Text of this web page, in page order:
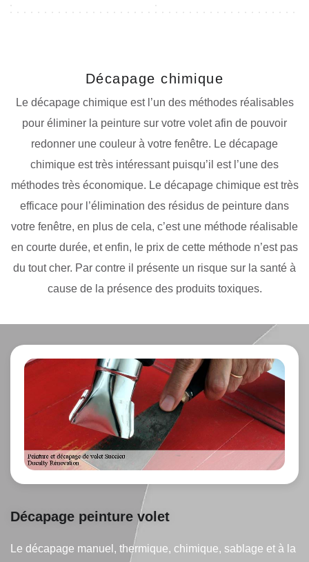
Décapage chimique
Le décapage chimique est l’un des méthodes réalisables
pour éliminer la peinture sur votre volet afin de pouvoir
redonner une couleur à votre fenêtre. Le décapage
chimique est très intéressant puisqu’il est l’une des
méthodes très économique. Le décapage chimique est très
efficace pour l’élimination des résidus de peinture dans
votre fenêtre, en plus de cela, c’est une méthode réalisable
en courte durée, et enfin, le prix de cette méthode n’est pas
du tout cher. Par contre il présente un risque sur la santé à
cause de la présence des produits toxiques.
Décapage peinture volet
Le décapage manuel, thermique, chimique, sablage et à la